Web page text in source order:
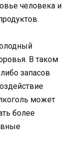
человека и
В таком
запасов
может
более